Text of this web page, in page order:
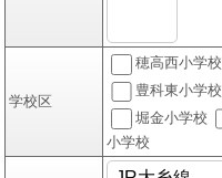
学校区
穂高西小学校
豊科東小学校
堀金小学校
小学校